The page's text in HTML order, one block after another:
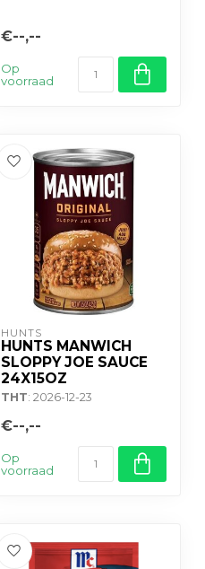
€--,--
Op
voorraad
HUNTS
HUNTS MANWICH
SLOPPY JOE SAUCE
24X15OZ
THT: 2026-12-23
€--,--
Op
voorraad